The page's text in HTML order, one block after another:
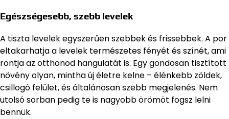
Egészségesebb, szebb levelek
A tiszta levelek egyszerűen szebbek és frissebbek. A por
eltakarhatja a levelek természetes fényét és színét, ami
rontja az otthonod hangulatát is. Egy gondosan tisztított
növény olyan, mintha új életre kelne – élénkebb zöldek,
csillogó felület, és általánosan szebb megjelenés. Nem
utolsó sorban pedig te is nagyobb örömöt fogsz lelni
bennük.